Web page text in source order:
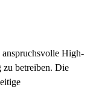
anspruchsvolle High-
zu betreiben. Die